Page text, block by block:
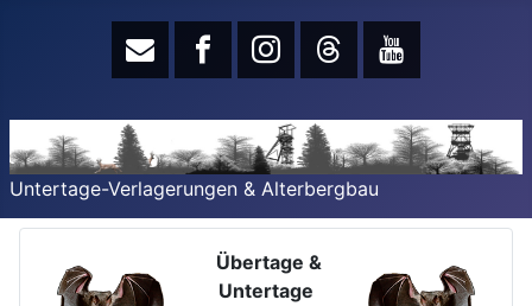
Untertage-Verlagerungen & Alterbergbau
Übertage &
Untertage